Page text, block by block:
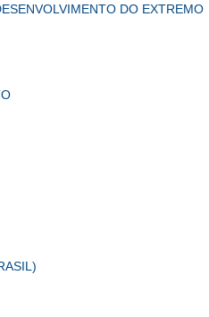
DO EXTREMO